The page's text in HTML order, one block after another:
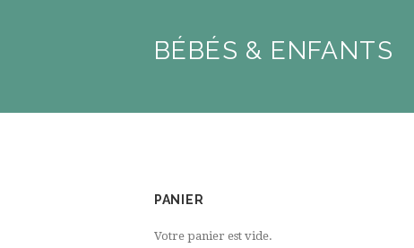
BÉBÉS & ENFANTS
PANIER
Votre panier est vide.